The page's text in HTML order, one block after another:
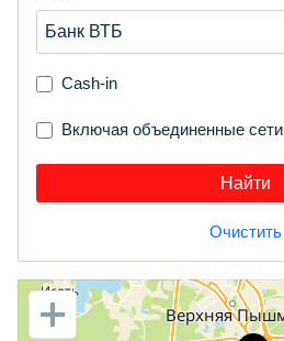
Cash-in
Включая объединенные сети
Найти